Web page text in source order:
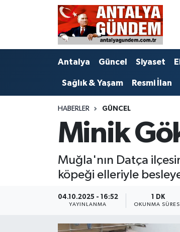
Antalya Güncel Siyaset
Sağlık & Yaşam Resmi İlan
HABERLER GÜNCEL
Minik
Muğla'nın Datça
köpeği elleriyle
04.10.2025 - 16:52
YAYINLANMA
1 DK
OKUNMA SÜRESI
Antalya
Bilim & Teknoloji
Ekonomi
Antalya Nöbetçi Eczaneler
Antalya Hava Durumu
Antalya Namaz Vakitleri
Süper Lig Puan Durumu ve Fikstür
Tüm Manşetler